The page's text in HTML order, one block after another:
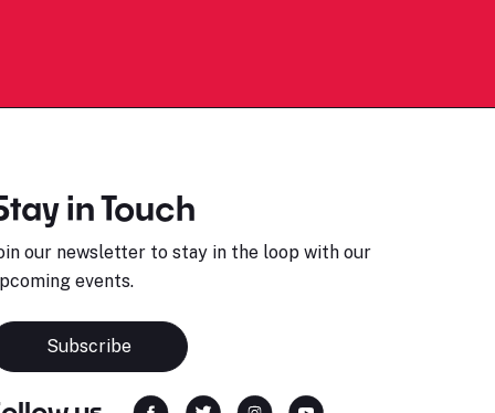
in Touch
our newsletter to stay in the loop with our
events.
Subscribe